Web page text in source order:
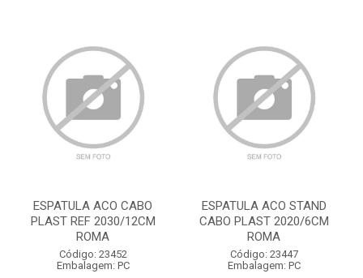
ESPATULA ACO CABO
PLAST REF 2030/12CM
ROMA
Código: 23452
Embalagem: PC
ESPATULA ACO STAND
CABO PLAST 2020/6CM
ROMA
Código: 23447
Embalagem: PC